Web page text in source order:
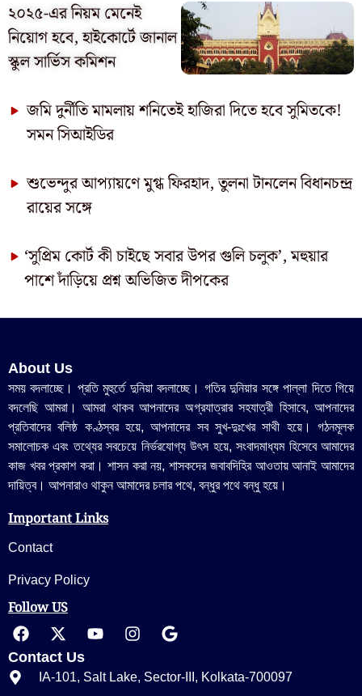
২০২৫-এর নিয়ম মেনেই
নিয়োগ হবে, হাইকোর্টে জানাল
স্কুল সার্ভিস কমিশন
জমি দুর্নীতি মামলায় শনিতেই হাজিরা দিতে হবে সুমিতকে!
সমন সিআইডির
শুভেন্দুর আপ্যায়ণে মুগ্ধ ফিরহাদ, তুলনা টানলেন বিধানচন্দ্র
রায়ের সঙ্গে
‘সুপ্রিম কোর্ট কী চাইছে সবার উপর গুলি চলুক’, মহুয়ার
পাশে দাঁড়িয়ে প্রশ্ন অভিজিত দীপকের
About Us
সময় বদলাচ্ছে। প্রতি মুহুর্তে দুনিয়া বদলাচ্ছে। গতির দুনিয়ার সঙ্গে পাল্লা দিতে গিয়ে
বদলেছি আমরা। আমরা থাকব আপনাদের অগ্রযাত্রার সহযাত্রী হিসাবে, আপনাদের
প্রতিবাদের বলিষ্ঠ কণ্ঠস্বর হয়ে, আপনাদের সব সুখ-দুঃখের সাথী হয়ে। গঠনমূলক
সমালোচক এবং তথ্যের সবচেয়ে নির্ভরযোগ্য উ‍ৎস হয়ে, সংবাদমাধ্যম হিসেবে আমাদের
কাজ খবর প্রকাশ করা। শাসন করা নয়, শাসকদের জবাবদিহির আওতায় আনাই আমাদের
দায়িত্ব। আপনারাও থাকুন আমাদের চলার পথে, বন্ধুর পথে বন্ধু হয়ে।
Important Links
Contact
Privacy Policy
Follow US
Contact Us
IA-101, Salt Lake, Sector-III, Kolkata-700097